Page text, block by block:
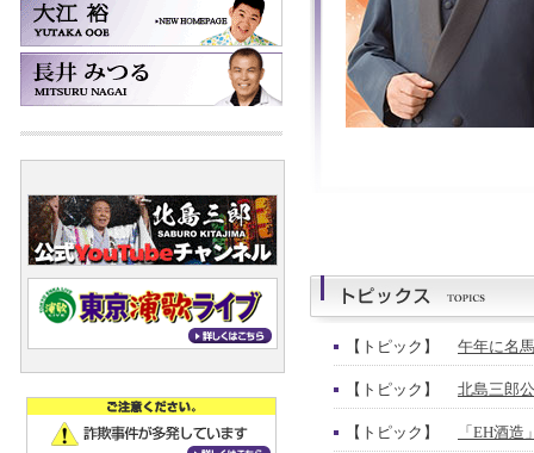
【トピック】 午年に名
【トピック】 北島三郎
【トピック】 「EH酒